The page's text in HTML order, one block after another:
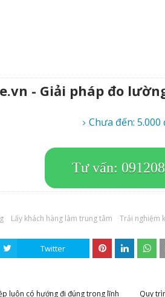
- Giải pháp đo
Chưa đến:
Tư vấn:
Lấy khách hàng làm trung tâm Trải nghiệm
Twitter
Quy
luôn có hướng đi đúng trong lĩnh